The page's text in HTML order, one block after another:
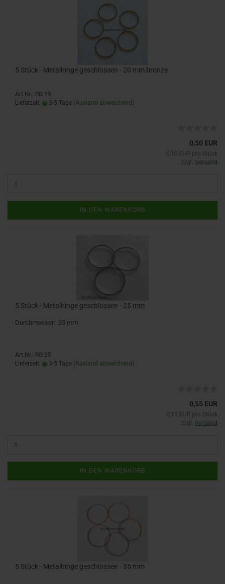
5 Stück - Metallringe geschlossen - 20 mm bronze
Art.Nr.: RG 19
Lieferzeit:
3-5 Tage (Ausland abweichend)
0,50 EUR
0,10 EUR pro Stück
zzgl. Versand
IN DEN WARENKORB
5 Stück - Metallringe geschlossen - 25 mm
Durchmesser: 25 mm
Art.Nr.: RG 25
Lieferzeit:
3-5 Tage (Ausland abweichend)
0,55 EUR
0,11 EUR pro Stück
zzgl. Versand
IN DEN WARENKORB
5 Stück - Metallringe geschlossen - 35 mm